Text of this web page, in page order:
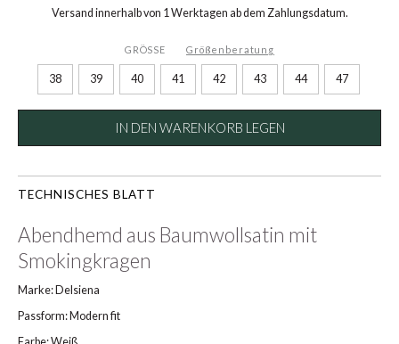
Versand innerhalb von 1 Werktagen ab dem Zahlungsdatum.
GRÖSSE Größenberatung
38 39 40 41 42 43 44 47
IN DEN WARENKORB LEGEN
TECHNISCHES BLATT
Abendhemd aus Baumwollsatin mit
Smokingkragen
Marke: Delsiena
Passform: Modern fit